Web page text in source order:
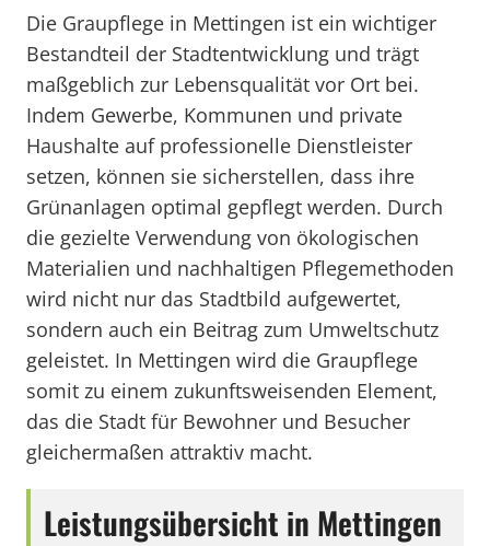
Die Graupflege in Mettingen ist ein wichtiger
Bestandteil der Stadtentwicklung und trägt
maßgeblich zur Lebensqualität vor Ort bei.
Indem Gewerbe, Kommunen und private
Haushalte auf professionelle Dienstleister
setzen, können sie sicherstellen, dass ihre
Grünanlagen optimal gepflegt werden. Durch
die gezielte Verwendung von ökologischen
Materialien und nachhaltigen Pflegemethoden
wird nicht nur das Stadtbild aufgewertet,
sondern auch ein Beitrag zum Umweltschutz
geleistet. In Mettingen wird die Graupflege
somit zu einem zukunftsweisenden Element,
das die Stadt für Bewohner und Besucher
gleichermaßen attraktiv macht.
Leistungsübersicht in Mettingen